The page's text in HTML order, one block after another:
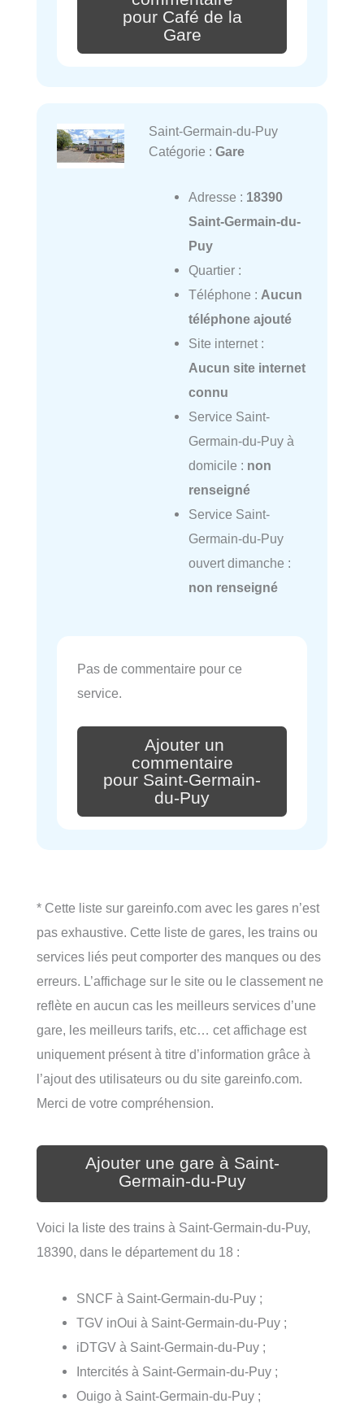
pour Café de la
Gare
Saint-Germain-du-Puy
Catégorie : Gare
Adresse : 18390
Saint-Germain-du-
Puy
Quartier :
Téléphone : Aucun
téléphone ajouté
Site internet :
Aucun site internet
connu
Service Saint-
Germain-du-Puy à
domicile : non
renseigné
Service Saint-
Germain-du-Puy
ouvert dimanche :
non renseigné
Pas de commentaire pour ce
service.
Ajouter un
commentaire
pour Saint-Germain-
du-Puy
* Cette liste sur gareinfo.com avec les gares n’est
pas exhaustive. Cette liste de gares, les trains ou
services liés peut comporter des manques ou des
erreurs. L’affichage sur le site ou le classement ne
reflète en aucun cas les meilleurs services d’une
gare, les meilleurs tarifs, etc… cet affichage est
uniquement présent à titre d’information grâce à
l’ajout des utilisateurs ou du site gareinfo.com.
Merci de votre compréhension.
Ajouter une gare à Saint-
Germain-du-Puy
Voici la liste des trains à Saint-Germain-du-Puy,
18390, dans le département du 18 :
SNCF à Saint-Germain-du-Puy ;
TGV inOui à Saint-Germain-du-Puy ;
iDTGV à Saint-Germain-du-Puy ;
Intercités à Saint-Germain-du-Puy ;
Ouigo à Saint-Germain-du-Puy ;